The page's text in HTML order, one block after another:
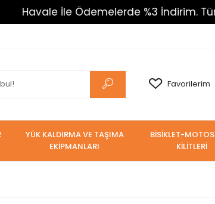
İle Ödemelerde %3 İndirim. Tüm
Favorilerim
YÜK KALDIRMA VE TAŞIMA
EKİPMANLARI
BİSİKLET-
KİLİTLERİ